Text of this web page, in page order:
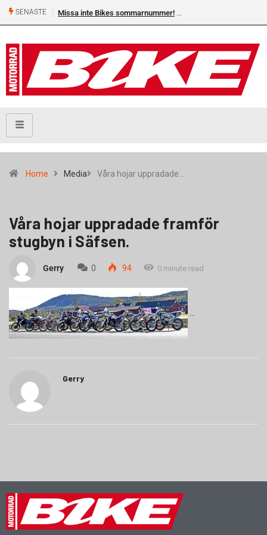
SENASTE Missa inte Bikes sommarnummer!
Home Media Våra hojar uppradade…
Våra hojar uppradade framför
stugbyn i Säfsen.
Gerry 0 94 0 minute read
Gerry